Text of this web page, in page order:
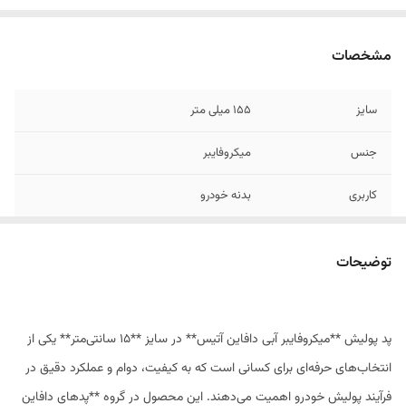
مشخصات
سایز ۱۵۵ میلی متر
جنس میکروفایبر
کاربری بدنه خودرو
توضیحات
پد پولیش **میکروفایبر آبی دافاین آتیس** در سایز **۱۵ سانتی‌متر** یکی از
انتخاب‌های حرفه‌ای برای کسانی است که به کیفیت، دوام و عملکرد دقیق در
فرآیند پولیش خودرو اهمیت می‌دهند. این محصول در گروه **پدهای دافاین